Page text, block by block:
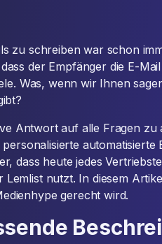
zu schreiben war schon
der Empfänger die E-
Was, wenn wir Ihnen
Antwort auf alle Fragen zu
automatisierte
dass heute jedes
Lemlist nutzt. In diesem
gerecht wird.